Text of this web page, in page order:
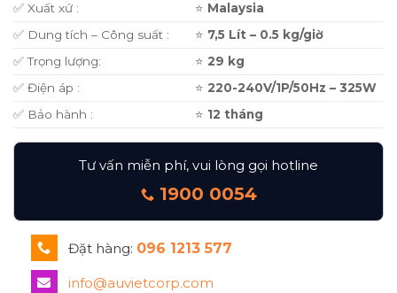
✅ Xuất xứ :
⭐ Malaysia
✅ Dung tích – Công suất :
⭐ 7,5 Lít – 0.5 kg/giờ
✅ Trọng lượng:
⭐ 29 kg
✅ Điện áp :
⭐ 220-240V/1P/50Hz – 325W
✅ Bảo hành :
⭐ 12 tháng
Tư vấn miễn phí, vui lòng gọi hotline
1900 0054
Đặt hàng: 096 1213 577
info@auvietcorp.com